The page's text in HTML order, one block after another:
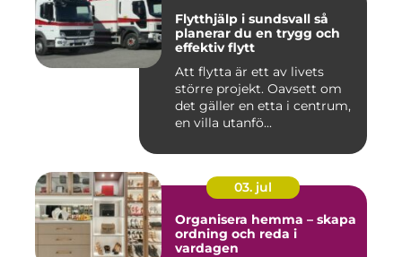
Flytthjälp i sundsvall så
planerar du en trygg och
effektiv flytt
Att flytta är ett av livets
större projekt. Oavsett om
det gäller en etta i centrum,
en villa utanfö...
03. jul
Organisera hemma – skapa
ordning och reda i
vardagen